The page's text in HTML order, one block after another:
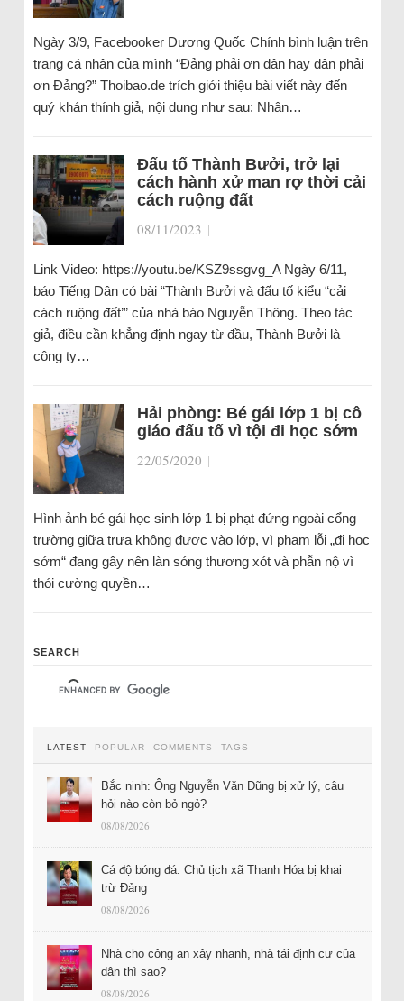
Ngày 3/9, Facebooker Dương Quốc Chính bình luận trên
trang cá nhân của mình “Đảng phải ơn dân hay dân phải
ơn Đảng?” Thoibao.de trích giới thiệu bài viết này đến
quý khán thính giả, nội dung như sau: Nhân…
Đấu tố Thành Bưởi, trở lại
cách hành xử man rợ thời cải
cách ruộng đất
08/11/2023 |
Link Video: https://youtu.be/KSZ9ssgvg_A Ngày 6/11,
báo Tiếng Dân có bài “Thành Bưởi và đấu tố kiểu “cải
cách ruộng đất’” của nhà báo Nguyễn Thông. Theo tác
giả, điều cần khẳng định ngay từ đầu, Thành Bưởi là
công ty…
Hải phòng: Bé gái lớp 1 bị cô
giáo đấu tố vì tội đi học sớm
22/05/2020 |
Hình ảnh bé gái học sinh lớp 1 bị phạt đứng ngoài cổng
trường giữa trưa không được vào lớp, vì phạm lỗi „đi học
sớm“ đang gây nên làn sóng thương xót và phẫn nộ vì
thói cường quyền…
SEARCH
LATEST POPULAR COMMENTS TAGS
Bắc ninh: Ông Nguyễn Văn Dũng bị xử lý, câu
hỏi nào còn bỏ ngỏ?
08/08/2026
Cá độ bóng đá: Chủ tịch xã Thanh Hóa bị khai
trừ Đảng
08/08/2026
Nhà cho công an xây nhanh, nhà tái định cư của
dân thì sao?
08/08/2026